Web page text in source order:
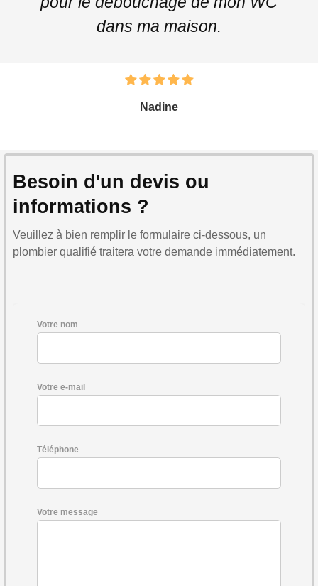
dans ma maison.
Nadine
Besoin d'un devis ou
informations ?
Veuillez à bien remplir le formulaire ci-dessous, un
plombier qualifié traitera votre demande immédiatement.
Votre nom
Votre e-mail
Téléphone
Votre message